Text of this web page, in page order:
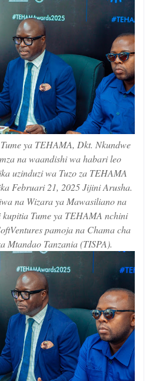
ya TEHAMA, Dkt. Nkundwe
na waandishi wa habari leo
uzinduzi wa Tuzo za TEHAMA
Februari 21, 2025 Jijini Arusha.
na Wizara ya Mawasiliano na
Tume ya TEHAMA nchini
pamoja na Chama cha
Mtandao Tanzania (TISPA).